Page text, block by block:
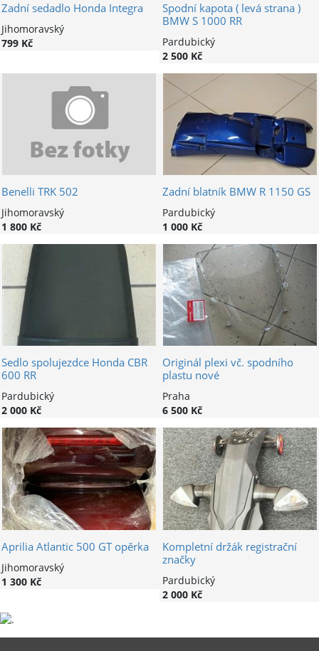
Zadní sedadlo Honda Integra
Jihomoravský
799 Kč
Spodní kapota ( levá strana )
BMW S 1000 RR
Pardubický
2 500 Kč
Benelli TRK 502
Jihomoravský
1 800 Kč
Zadní blatník BMW R 1150 GS
Pardubický
1 000 Kč
Sedlo spolujezdce Honda CBR
600 RR
Pardubický
2 000 Kč
Originál plexi vč. spodního
plastu nové
Praha
6 500 Kč
Aprilia Atlantic 500 GT opěrka
Jihomoravský
1 300 Kč
Kompletní držák registrační
značky
Pardubický
2 000 Kč